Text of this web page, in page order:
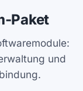
Paket
und